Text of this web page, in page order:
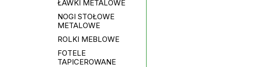
ŁAWKI METALOWE
NOGI STOŁOWE
METALOWE
ROLKI MEBLOWE
FOTELE
TAPICEROWANE